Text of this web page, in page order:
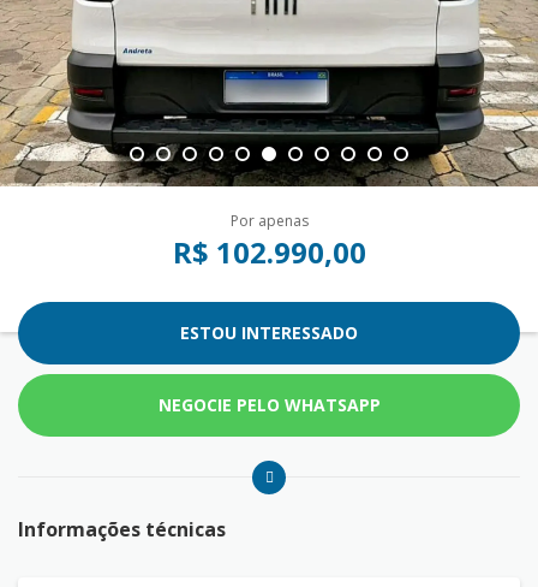
Por apenas
R$ 102.990,00
ESTOU INTERESSADO
NEGOCIE PELO WHATSAPP
Informações técnicas